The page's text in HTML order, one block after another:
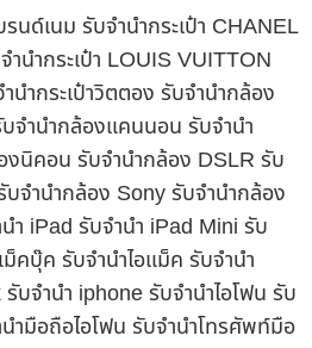
นด์เนม รับจำนำกระเป๋า CHANEL
ำนำกระเป๋า LOUIS VUITTON
นำกระเป๋าวิตตอง รับจำนำกล้อง
จำนำกล้องแคนนอน รับจำนำ
นิคอน รับจำนำกล้อง DSLR รับ
บจำนำกล้อง Sony รับจำนำกล้อง
ำ iPad รับจำนำ iPad Mini รับ
คบุ๊ค รับจำนำไอแม็ค รับจำนำ
บจำนำ iphone รับจำนำไอโฟน รับ
ำมือถือไอโฟน รับจำนำโทรศัพท์มือ